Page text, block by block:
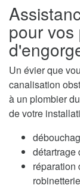
pour vos
Un évier que
canalisation
à un plombier
de votre
détartrage
réparation